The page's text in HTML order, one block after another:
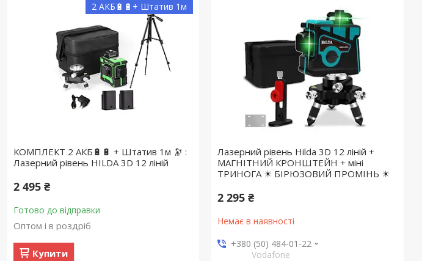
2 АКБ🔋🔋+ Штатив 1м
КОМПЛЕКТ 2 АКБ🔋🔋 + Штатив 1м 🔭 :
Лазерний рівень HILDA 3D 12 ліній
2 495 ₴
Готово до відправки
Оптом і в роздріб
Купити
Лазерний рівень Hilda 3D 12 ліній +
МАГНІТНИЙ КРОНШТЕЙН + міні
ТРИНОГА ☀ БІРЮЗОВИЙ ПРОМІНЬ ☀
2 295 ₴
Немає в наявності
+380 (50) 484-01-22
Vodafone